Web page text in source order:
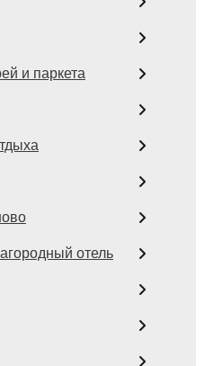
и паркета
отель